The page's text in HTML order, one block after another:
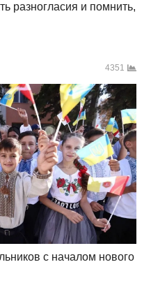
разногласия и помнить,
4351
с началом нового